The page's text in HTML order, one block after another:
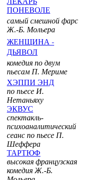
ПОНЕВОЛЕ
самый смешной фарс
Ж.-Б. Мольера
ЖЕНЩИНА -
ДЬЯВОЛ
комедия по двум
пьесам П. Мериме
ХЭППИ ЭНД
по пьесе И.
Нетаньяху
ЭКВУС
спектакль-
психоаналитический
сеанс по пьесе П.
Шеффера
ТАРТЮФ
высокая французская
комедия Ж.-Б.